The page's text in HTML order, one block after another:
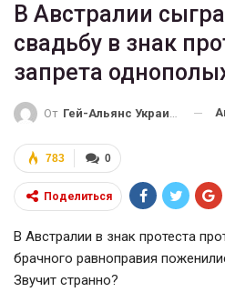
В Австралии
свадьбу в знак
запрета
От Гей-Альянс Украина
0
783
Поделиться
В Австралии в знак протеста
брачного равноправия
Звучит странно?